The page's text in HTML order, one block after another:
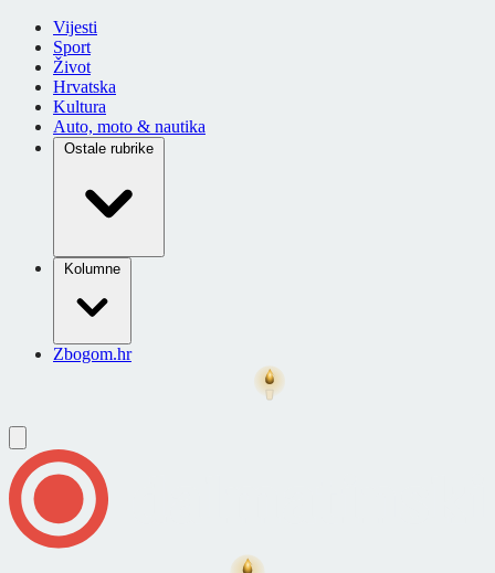
Vijesti
Sport
Život
Hrvatska
Kultura
Auto, moto & nautika
Ostale rubrike
Kolumne
Zbogom.hr